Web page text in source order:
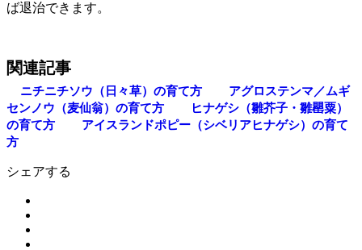
ば退治できます。
関連記事
ニチニチソウ（日々草）の育て方
アグロステンマ／ムギ
センノウ（麦仙翁）の育て方
ヒナゲシ（雛芥子・雛罌粟）
の育て方
アイスランドポピー（シベリアヒナゲシ）の育て
方
シェアする